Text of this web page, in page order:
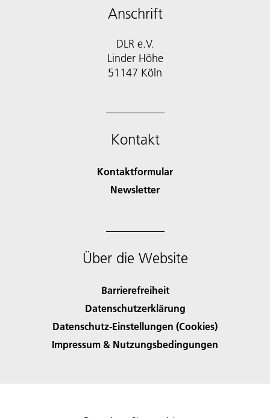
Anschrift
DLR e.V.
Linder Höhe
51147 Köln
Kontakt
Kontaktformular
Newsletter
Über die Website
Barrierefreiheit
Datenschutzerklärung
Datenschutz-Einstellungen (Cookies)
Impressum & Nutzungsbedingungen